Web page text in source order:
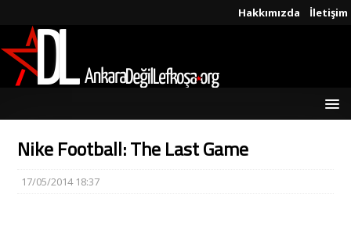
Hakkımızda İletişim
Nike Football: The Last Game
17/05/2014 18:37